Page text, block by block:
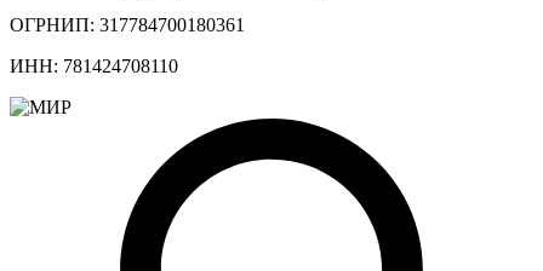
ОГРНИП: 317784700180361
ИНН: 781424708110